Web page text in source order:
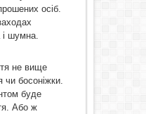
осіб.
і шумна.
не вище
чи босоніжки.
буде
Або ж